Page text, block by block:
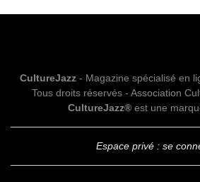
CultureJazz- Magazine spécialisé en
Tous droits réservés - Association
CultureJazz®est une
Espace privé : se